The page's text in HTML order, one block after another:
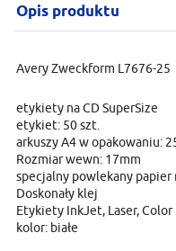
Opis produktu
Avery Zweckform L7676-25
etykiety na CD SuperSize
etykiet: 50 szt.
arkuszy A4 w opakowaniu:
Rozmiar wewn: 17mm
specjalny powlekany papier
Doskonały klej
Etykiety InkJet, Laser, Color
kolor: białe